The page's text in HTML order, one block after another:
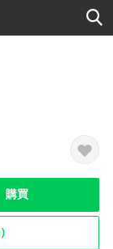
購買